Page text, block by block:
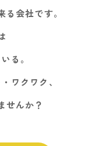
会社です。
る。
ワクワク、
せんか？